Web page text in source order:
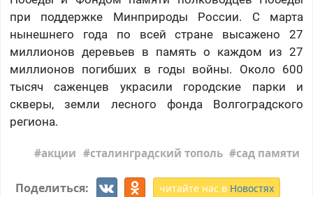
при поддержке Минприроды России. С марта
нынешнего года по всей стране высажено 27
миллионов деревьев в память о каждом из 27
миллионов погибших в годы войны. Около 600
тысяч саженцев украсили городские парки и
скверы, земли лесного фонда Волгоградского
региона.
акции сталинградский тополь сад памяти
Поделиться: читайте нас в Новостях